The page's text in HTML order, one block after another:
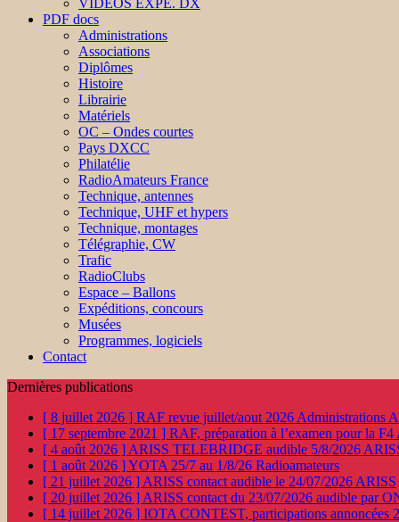
VIDEOS EXPE. DX
PDF docs
Administrations
Associations
Diplômes
Histoire
Librairie
Matériels
OC – Ondes courtes
Pays DXCC
Philatélie
RadioAmateurs France
Technique, antennes
Technique, UHF et hypers
Technique, montages
Télégraphie, CW
Trafic
RadioClubs
Espace – Ballons
Expéditions, concours
Musées
Programmes, logiciels
Contact
Dernières publications
[ 8 juillet 2026 ] RAF revue juillet/aout 2026 Administrations
[ 17 septembre 2021 ] RAF, préparation à l’examen pour la F4
[ 4 août 2026 ] ARISS TELEBRIDGE audible 5/8/2026
[ 1 août 2026 ]YOTA 25/7 au 1/8/26 Radioamateurs
[ 21 juillet 2026 ] ARISS contact audible le 24/07/2026 ARISS
[ 20 juillet 2026 ] ARISS contact du 23/07/2026 audible par
[ 14 juillet 2026 ] IOTA CONTEST, participations annoncées